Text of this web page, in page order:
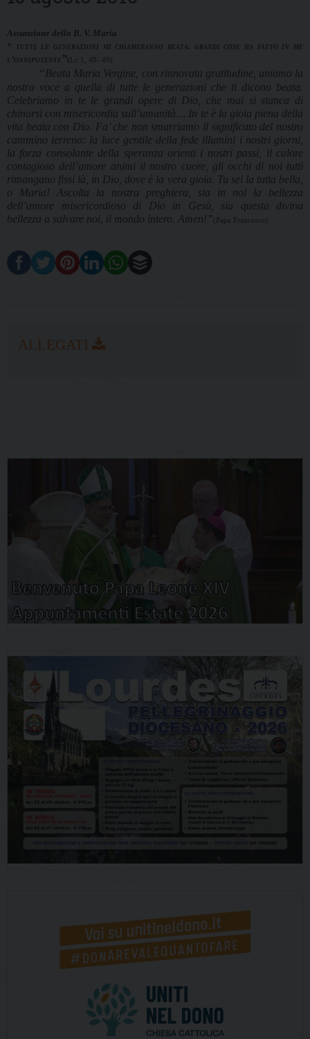
Assunzione della B. V. Maria
“ tutte le generazioni mi chiameranno beata. grandi cose ha fatto in me
l’onnipotente ”( Lc 1, 48- 49)
“Beata Maria Vergine, con rinnovata gratitudine, uniamo la
nostra voce a quella di tutte le generazioni che ti dicono beata.
Celebriamo in te le grandi opere di Dio, che mai si stanca di
chinarsi con misericordia sull’umanità… In te è la gioia piena della
vita beata con Dio. Fa’ che non smarriamo il significato del nostro
cammino terreno: la luce gentile della fede illumini i nostri giorni,
la forza consolante della speranza orienti i nostri passi, il calore
contagioso dell’amore animi il nostro cuore, gli occhi di noi tutti
rimangano fissi là, in Dio, dove è la vera gioia. Tu sei la tutta bella,
o Maria! Ascolta la nostra preghiera, sia in noi la bellezza
dell’amore misericordioso di Dio in Gesù, sia questa divina
bellezza a salvare noi, il mondo intero. Amen!” (Papa Francesco).